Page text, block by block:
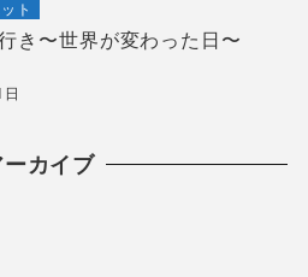
ト
き〜世界が変わった日〜
ーカイブ